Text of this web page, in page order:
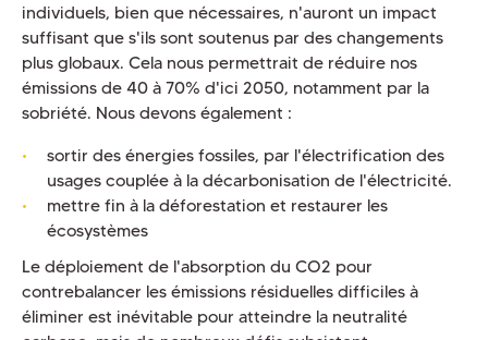
individuels, bien que nécessaires, n'auront un impact
suffisant que s'ils sont soutenus par des changements
plus globaux. Cela nous permettrait de réduire nos
émissions de 40 à 70% d'ici 2050, notamment par la
sobriété. Nous devons également :
sortir des énergies fossiles, par l'électrification des
usages couplée à la décarbonisation de l'électricité.
mettre fin à la déforestation et restaurer les
écosystèmes
Le déploiement de l'absorption du CO2 pour
contrebalancer les émissions résiduelles difficiles à
éliminer est inévitable pour atteindre la neutralité